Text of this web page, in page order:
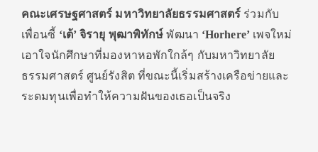
คณะเศรษฐศาสตร์ มหาวิทยาลัยธรรมศาสตร์ ร่วมกับ
เพื่อนซี้ ‘เต้’ จิรายุ พุฒาพิทักษ์พัฒนา ‘Horhere’เพจใหม่
เอาใจนักศึกษาที่มองหาหอพักใกล้ๆ กับมหาวิทยาลัย
ธรรมศาสตร์ ศูนย์รังสิต ที่ขณะนี้เริ่มสร้างเครือข่ายและ
ระดมทุนเพื่อทำให้ความฝันของเธอเป็นจริง